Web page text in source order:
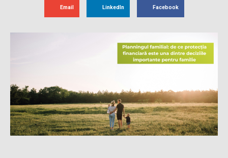
Email LinkedIn Facebook